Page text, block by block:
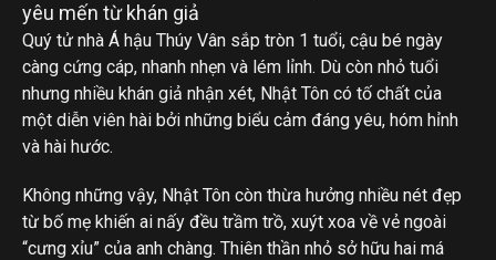
yêu mến từ khán giả
Quý tử nhà Á hậu Thúy Vân sắp tròn 1 tuổi, cậu bé ngày
càng cứng cáp, nhanh nhẹn và lém lỉnh. Dù còn nhỏ tuổi
nhưng nhiều khán giả nhận xét, Nhật Tôn có tố chất của
một diễn viên hài bởi những biểu cảm đáng yêu, hóm hỉnh
và hài hước.
Không những vậy, Nhật Tôn còn thừa hưởng nhiều nét đẹp
từ bố mẹ khiến ai nấy đều trầm trồ, xuýt xoa về vẻ ngoài
“cưng xỉu” của anh chàng. Thiên thần nhỏ sở hữu hai má